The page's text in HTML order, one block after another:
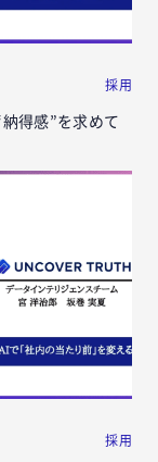
採用
得感”を求めて
採用